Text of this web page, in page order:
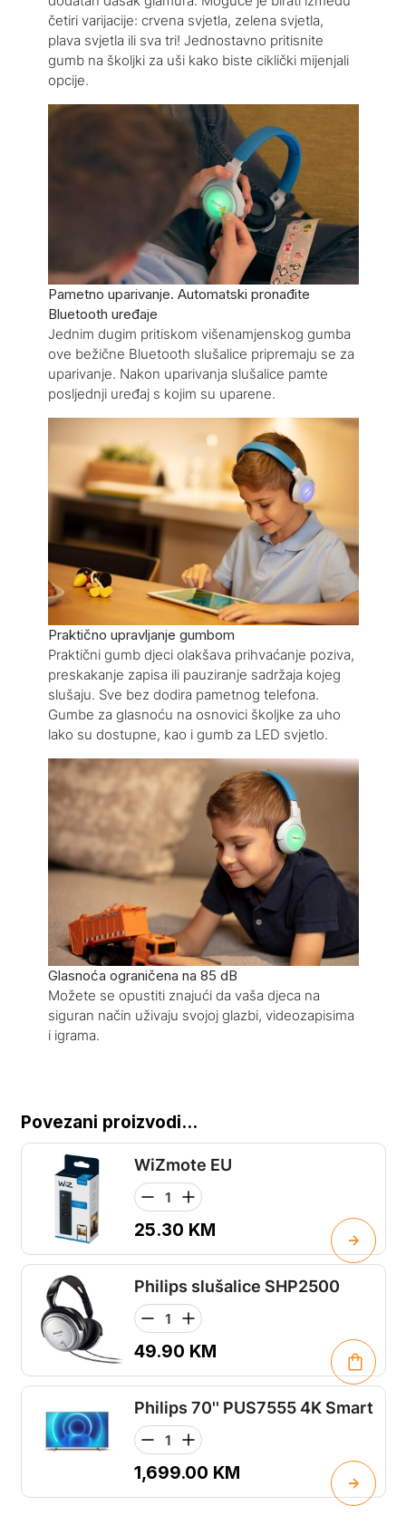
četiri varijacije: crvena svjetla, zelena svjetla,
plava svjetla ili sva tri! Jednostavno pritisnite
gumb na školjki za uši kako biste ciklički mijenjali
opcije.
Pametno uparivanje. Automatski pronađite
Bluetooth uređaje
Jednim dugim pritiskom višenamjenskog gumba
ove bežične Bluetooth slušalice pripremaju se za
uparivanje. Nakon uparivanja slušalice pamte
posljednji uređaj s kojim su uparene.
Praktično upravljanje gumbom
Praktični gumb djeci olakšava prihvaćanje poziva,
preskakanje zapisa ili pauziranje sadržaja kojeg
slušaju. Sve bez dodira pametnog telefona.
Gumbe za glasnoću na osnovici školjke za uho
lako su dostupne, kao i gumb za LED svjetlo.
Glasnoća ograničena na 85 dB
Možete se opustiti znajući da vaša djeca na
siguran način uživaju svojoj glazbi, videozapisima
i igrama.
Povezani proizvodi...
WiZmote EU
25.30 KM
Philips slušalice SHP2500
49.90 KM
Philips 70'' PUS7555 4K Smart
1,699.00 KM